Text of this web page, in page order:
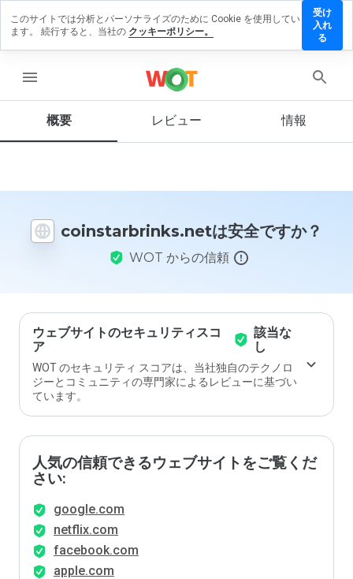
menu
概要 レビュー 情報
coinstarbrinks.netは安全ですか？
WOT からの信頼
ウェブサイトのセキュリティスコ
ア
該当な
し
WOT のセキュリティ スコアは、当社独自のテクノロ
ジーとコミュニティの専門家によるレビューに基づい
ています。
人気の信頼できるウェブサイトをご覧くだ
さい:
google.com
netflix.com
facebook.com
apple.com
ューを残
この
イト
から
価し
ます
か？
このサイトでは分析とパーソナライズのために Cookie を使用してい
ます。 続行すると、当社の クッキーポリシー。
受け
入れ
る